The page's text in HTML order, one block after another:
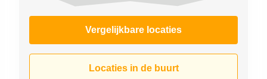
Vergelijkbare locaties
Locaties in de buurt